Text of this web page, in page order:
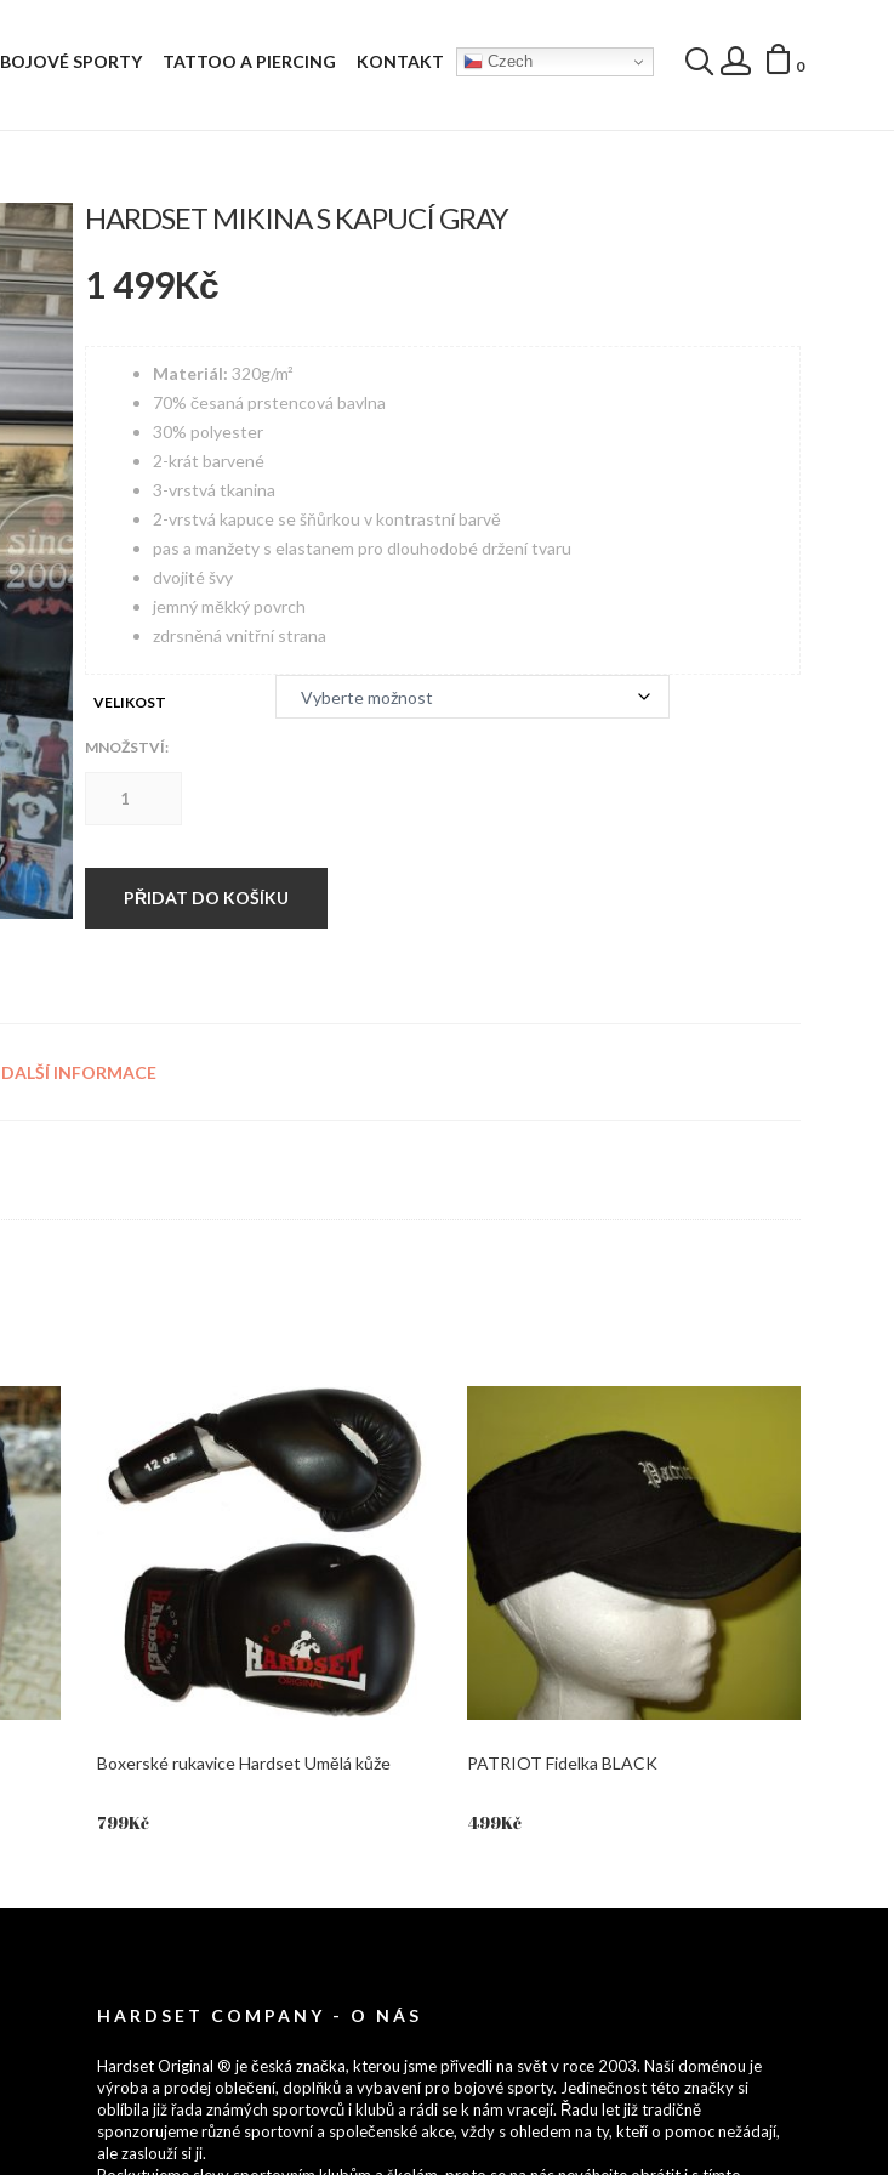
BOJOVÉ SPORTY TATTOO A PIERCING KONTAKT Czech 0
HARDSET MIKINA S KAPUCÍ GRAY
1 499Kč
Materiál: 320g/m²
70% česaná prstencová bavlna
30% polyester
2-krát barvené
3-vrstvá tkanina
2-vrstvá kapuce se šňůrkou v kontrastní barvě
pas a manžety s elastanem pro dlouhodobé držení tvaru
dvojité švy
jemný měkký povrch
zdrsněná vnitřní strana
VELIKOST
MNOŽSTVÍ:
mikina
GRAY
množstvíPŘIDAT DO KOŠÍKU
DALŠÍ INFORMACE
Boxerské rukavice Hardset Umělá kůže
799Kč
PATRIOT Fidelka BLACK
499Kč
HARDSET COMPANY - O NÁS
Hardset Original ® je česká značka, kterou jsme přivedli na svět v roce 2003. Naší doménou je
výroba a prodej oblečení, doplňků a vybavení pro bojové sporty. Jedinečnost této značky si
oblíbila již řada známých sportovců i klubů a rádi se k nám vracejí. Řadu let již tradičně
sponzorujeme různé sportovní a společenské akce, vždy s ohledem na ty, kteří o pomoc nežádají,
ale zaslouží si ji.